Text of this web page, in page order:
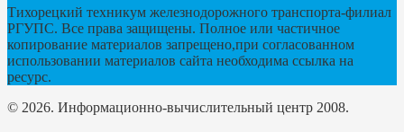
Тихорецкий техникум железнодорожного транспорта-филиал
РГУПС. Все права защищены. Полное или частичное
копирование материалов запрещено,при согласованном
использовании материалов сайта необходима ссылка на
ресурс.
© 2026. Информационно-вычислительный центр 2008.